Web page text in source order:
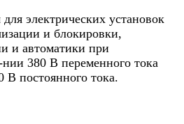
электрических установок
и блокировки,
и автоматики при
380 В переменного тока
В постоянного тока.